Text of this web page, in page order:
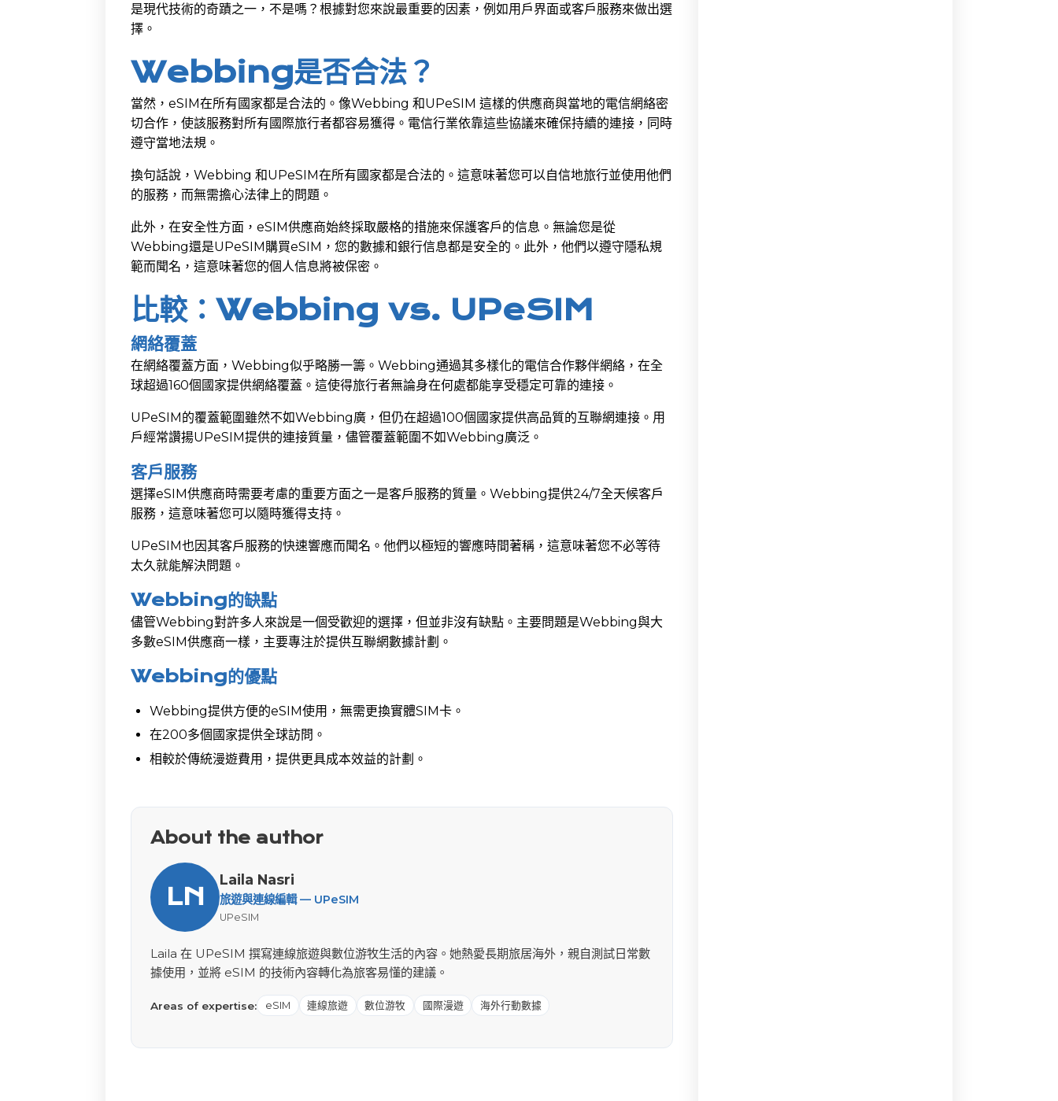
是現代技術的奇蹟之一，不是嗎？根據對您來說最重要的因素，例如用戶界面或客戶服務來做出選
擇。
Webbing是否合法？
當然，eSIM在所有國家都是合法的。像Webbing 和UPeSIM 這樣的供應商與當地的電信網絡密
切合作，使該服務對所有國際旅行者都容易獲得。電信行業依靠這些協議來確保持續的連接，同時
遵守當地法規。
換句話說，Webbing 和UPeSIM在所有國家都是合法的。這意味著您可以自信地旅行並使用他們
的服務，而無需擔心法律上的問題。
此外，在安全性方面，eSIM供應商始終採取嚴格的措施來保護客戶的信息。無論您是從
Webbing還是UPeSIM購買eSIM，您的數據和銀行信息都是安全的。此外，他們以遵守隱私規
範而聞名，這意味著您的個人信息將被保密。
比較：Webbing vs. UPeSIM
網絡覆蓋
在網絡覆蓋方面，Webbing似乎略勝一籌。Webbing通過其多樣化的電信合作夥伴網絡，在全
球超過160個國家提供網絡覆蓋。這使得旅行者無論身在何處都能享受穩定可靠的連接。
UPeSIM的覆蓋範圍雖然不如Webbing廣，但仍在超過100個國家提供高品質的互聯網連接。用
戶經常讚揚UPeSIM提供的連接質量，儘管覆蓋範圍不如Webbing廣泛。
客戶服務
選擇eSIM供應商時需要考慮的重要方面之一是客戶服務的質量。Webbing提供24/7全天候客戶
服務，這意味著您可以隨時獲得支持。
UPeSIM也因其客戶服務的快速響應而聞名。他們以極短的響應時間著稱，這意味著您不必等待
太久就能解決問題。
Webbing的缺點
儘管Webbing對許多人來說是一個受歡迎的選擇，但並非沒有缺點。主要問題是Webbing與大
多數eSIM供應商一樣，主要專注於提供互聯網數據計劃。
Webbing的優點
Webbing提供方便的eSIM使用，無需更換實體SIM卡。
在200多個國家提供全球訪問。
相較於傳統漫遊費用，提供更具成本效益的計劃。
About the author
LN
Laila Nasri
旅遊與連線編輯 — UPeSIM
UPeSIM
Laila 在 UPeSIM 撰寫連線旅遊與數位游牧生活的內容。她熱愛長期旅居海外，親自測試日常數
據使用，並將 eSIM 的技術內容轉化為旅客易懂的建議。
Areas of expertise: eSIM 連線旅遊 數位游牧 國際漫遊 海外行動數據